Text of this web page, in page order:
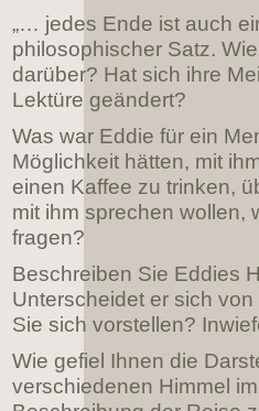
„… jedes Ende ist auch
philosophischer Satz.
darüber? Hat sich ihre
Lektüre geändert?
Was war Eddie für ein
Möglichkeit hätten, mit
einen Kaffee zu trinken,
mit ihm sprechen wollen,
fragen?
Beschreiben Sie Eddies
Unterscheidet er sich
Sie sich vorstellen?
Wie gefiel Ihnen die
verschiedenen Himmel